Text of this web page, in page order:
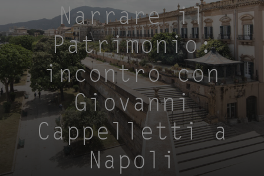
Narrare il
Patrimonio:
incontro con
Giovanni
Cappelletti a
Napoli